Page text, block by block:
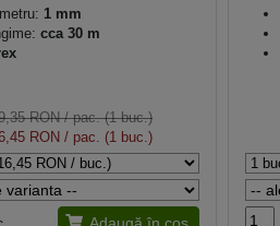
1 mm
cca 30 m
RON/ pac. (1 buc.)
RON / pac. (1 buc.)